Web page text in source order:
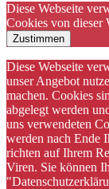
Diese Webseite
Cookies von dieser
Zustimmen
Diese Webseite
unser Angebot
machen. Cookies
abgelegt werden
uns verwendeten
werden nach Ende
richten auf Ihrem
Viren. Sie können